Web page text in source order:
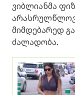
ვიბლიანმა
მიმდებარედ
ძალადობა.